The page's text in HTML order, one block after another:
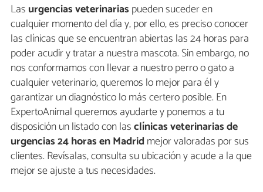
Las urgencias veterinarias pueden suceder en
cualquier momento del día y, por ello, es preciso conocer
las clínicas que se encuentran abiertas las 24 horas para
poder acudir y tratar a nuestra mascota. Sin embargo, no
nos conformamos con llevar a nuestro perro o gato a
cualquier veterinario, queremos lo mejor para él y
garantizar un diagnóstico lo más certero posible. En
ExpertoAnimal queremos ayudarte y ponemos a tu
disposición un listado con lasclínicas veterinarias de
urgencias 24 horas en Madridmejor valoradas por sus
clientes. Revísalas, consulta su ubicación y acude a la que
mejor se ajuste a tus necesidades.